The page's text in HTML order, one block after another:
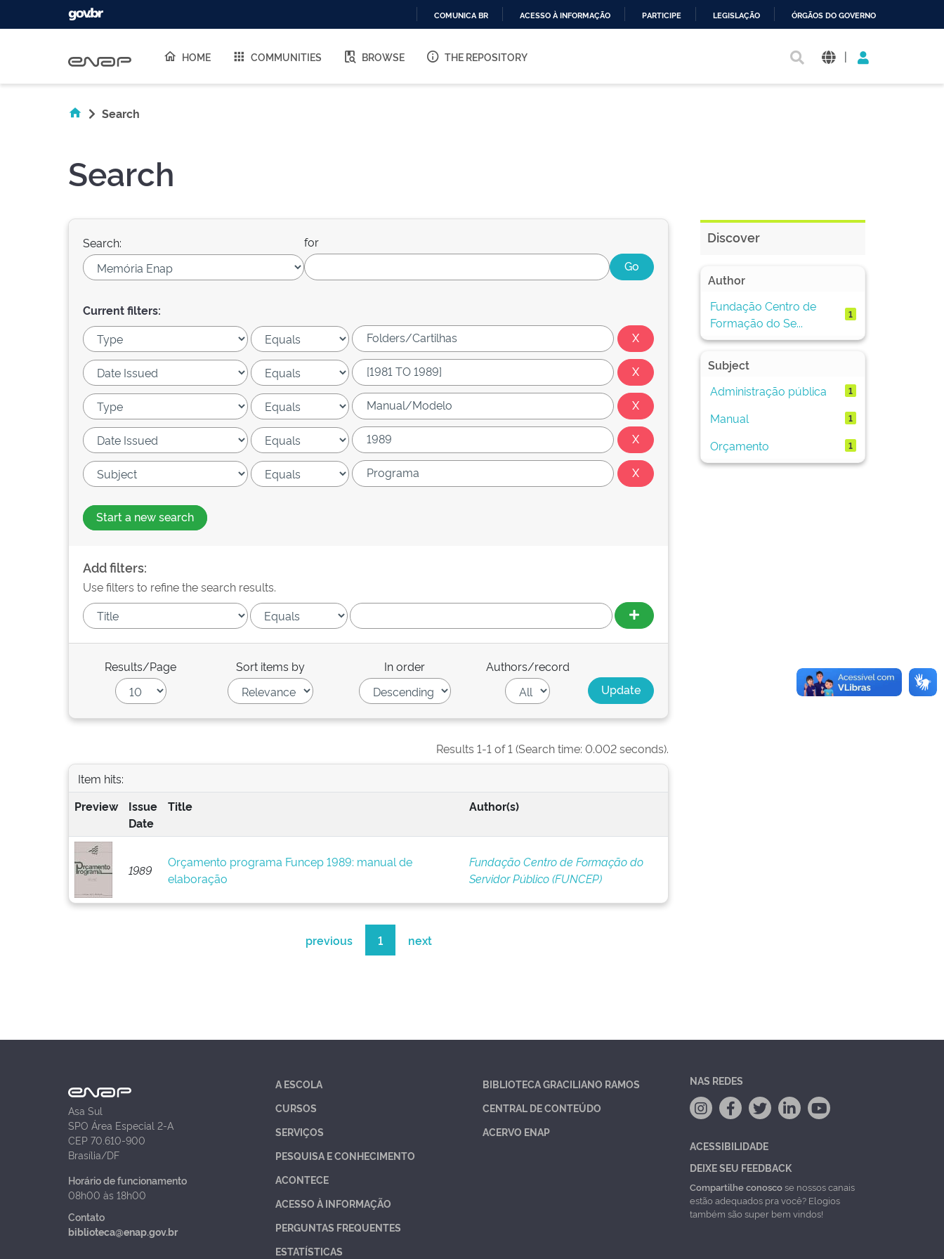
O
COMUNICA BR ACESSO À INFORMAÇÃO PARTICIPE LEGISLAÇÃO ÓRGÃOS DO GOVERNO
HOME COMMUNITIES BROWSE THE REPOSITORY |
Search
Search
Search: for
Current filters:
Start a new search
Add filters:
Use filters to refine the search results.
Results/Page Sort items by In order Authors/record
Results 1-1 of 1 (Search time: 0.002 seconds).
Item hits:
Preview
Issue
Date
Title Author(s)
1989
Orçamento programa Funcep 1989: manual de
elaboração
Fundação Centro de Formação do
Servidor Público (FUNCEP)
previous 1 next
Discover
Author
Fundação Centro de
Formação do Se...
1
Subject
Administração pública
1
Manual 1
Orçamento 1
Asa Sul
SPO Área Especial 2-A
CEP 70.610-900
Brasília/DF
Horário de funcionamento
08h00 às 18h00
Contato
biblioteca@enap.gov.br
A ESCOLA
CURSOS
SERVIÇOS
PESQUISA E CONHECIMENTO
ACONTECE
ACESSO À INFORMAÇÃO
PERGUNTAS FREQUENTES
ESTATÍSTICAS
BIBLIOTECA GRACILIANO RAMOS
CENTRAL DE CONTEÚDO
ACERVO ENAP
NAS REDES
ACESSIBILIDADE
DEIXE SEU FEEDBACK
Compartilhe conoscose nossos canais
estão adequados pra você? Elogios
também são super bem vindos!